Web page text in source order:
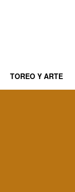
TOREO Y ARTE